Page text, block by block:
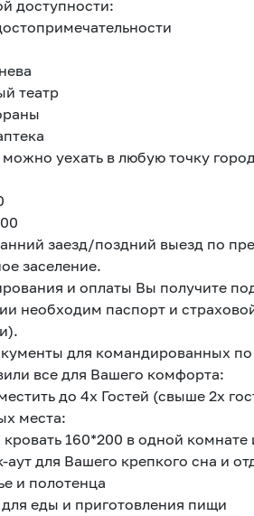
доступности:
театр
уехать в любую точку
заезд/поздний выезд по
заселение.
и оплаты Вы получите
необходим паспорт и
для командированных по
все для Вашего комфорта:
до 4х Гостей (свыше 2х
места:
кровать 160*200 в одной
для Вашего крепкого сна и
и полотенца
еды и приготовления пищи